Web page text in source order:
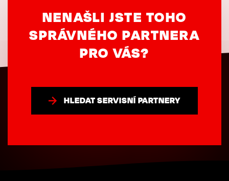
NENAŠLI JSTE TOHO
SPRÁVNÉHO PARTNERA
PRO VÁS?
HLEDAT SERVISNÍ PARTNERY